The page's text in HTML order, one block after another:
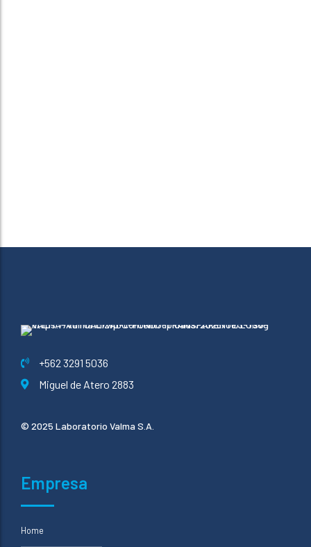
+562 3291 5036
Miguel de Atero 2883
© 2025 Laboratorio Valma S.A.
Empresa
Home